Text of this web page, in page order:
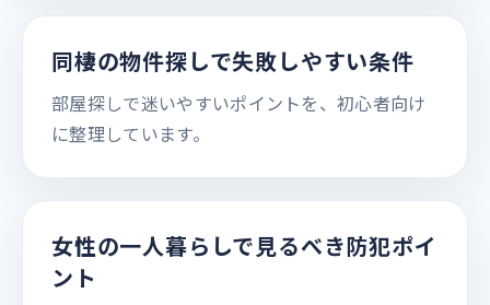
同棲の物件探しで失敗しやすい条件
部屋探しで迷いやすいポイントを、初心者向け
に整理しています。
女性の一人暮らしで見るべき防犯ポイ
ント